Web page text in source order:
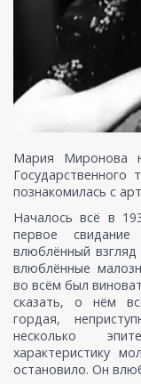
Мария Миронова
познакомилась с
Началось всё в
первое
влюблённый взгляд
влюблённые
во всём был
сказать, о нём
гордая,
несколько
характеристику
остановило. Он